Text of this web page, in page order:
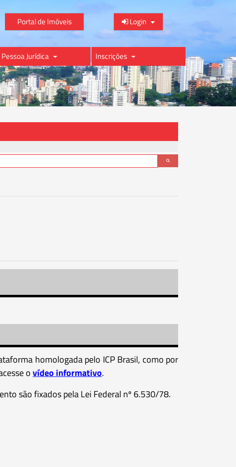
Portal de Imóveis Login
Pessoa Jurídica Inscrições
homologada pelo ICP Brasil, como por
ovídeo informativo.
são fixados pela Lei Federal nº 6.530/78.